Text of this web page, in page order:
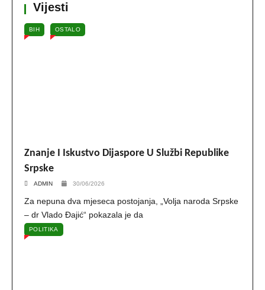
Vijesti
BIH OSTALO
Znanje I Iskustvo Dijaspore U Službi Republike
Srpske
ADMIN 30/06/2026
Za nepuna dva mjeseca postojanja, „Volja naroda Srpske
– dr Vlado Đajić“ pokazala je da
POLITIKA